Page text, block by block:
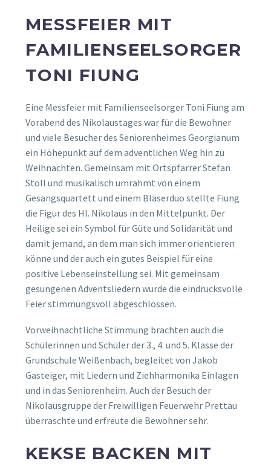
MESSFEIER MIT
FAMILIENSEELSORGER
TONI FIUNG
Eine Messfeier mit Familienseelsorger Toni Fiung am
Vorabend des Nikolaustages war für die Bewohner
und viele Besucher des Seniorenheimes Georgianum
ein Höhepunkt auf dem adventlichen Weg hin zu
Weihnachten. Gemeinsam mit Ortspfarrer Stefan
Stoll und musikalisch umrahmt von einem
Gesangsquartett und einem Bläserduo stellte Fiung
die Figur des Hl. Nikolaus in den Mittelpunkt. Der
Heilige sei ein Symbol für Güte und Solidarität und
damit jemand, an dem man sich immer orientieren
könne und der auch ein gutes Beispiel für eine
positive Lebenseinstellung sei. Mit gemeinsam
gesungenen Adventsliedern wurde die eindrucksvolle
Feier stimmungsvoll abgeschlossen.
Vorweihnachtliche Stimmung brachten auch die
Schülerinnen und Schüler der 3., 4. und 5. Klasse der
Grundschule Weißenbach, begleitet von Jakob
Gasteiger, mit Liedern und Ziehharmonika Einlagen
und in das Seniorenheim. Auch der Besuch der
Nikolausgruppe der Freiwilligen Feuerwehr Prettau
überraschte und erfreute die Bewohner sehr.
KEKSE BACKEN MIT